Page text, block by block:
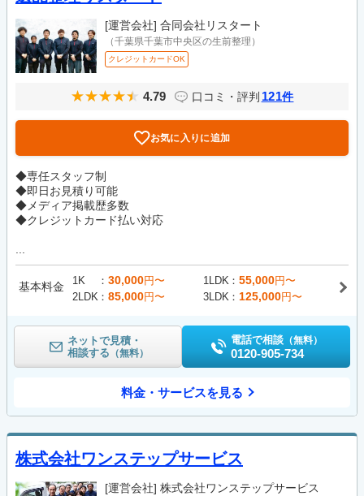
[運営会社] 合同会社リスタート
（千葉県千葉市中央区の生前整理）
クレジットカードOK
4.79 口コミ・評判 121件
お気に入りに追加
◆専任スタッフ制
◆即日お見積り可能
◆メディア掲載歴多数
◆クレジットカード払い対応
基本料金 1K 30,000円〜 1LDK 55,000円〜
2LDK
85,000円〜 3LDK 125,000円〜
ネットで見積・
相談する （無料）
電話で相談 （無料）
0120-905-734
料金・サービスを見る
株式会社ワンステップサービス
[運営会社] 株式会社ワンステップサービス